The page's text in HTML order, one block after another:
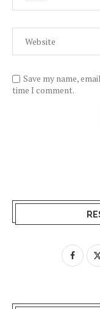
Save my name,
time I comment.